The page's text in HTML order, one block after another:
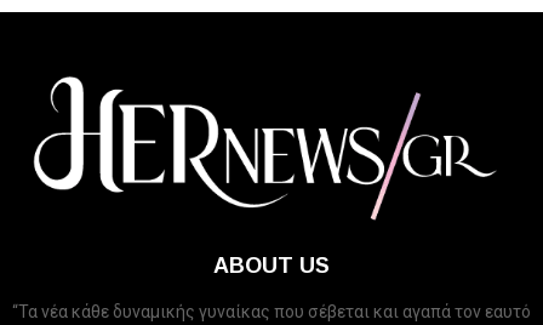
ABOUT US
“Τα νέα κάθε δυναμικής γυναίκας που σέβεται και αγαπά τον εαυτό